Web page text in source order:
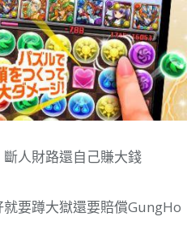
人財路還自己賺大錢
要蹲大獄還要賠償GungHo